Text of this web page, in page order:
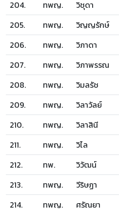
204. ทพญ. วิชุดา
205.
ทพญ. วิญญรักษ์
206.
ทพญ. วิภาดา
207.
ทพญ. วิภาพรรณ
208.
ทพญ. วิมลรัช
209.
ทพญ. วิลาวัลย์
210.
ทพญ. วิลาสินี
211.
ทพญ. วิไล
212.
ทพ. วิวัฒน์
213.
ทพญ. วีริษฏา
214.
ทพญ. ศรัณยา